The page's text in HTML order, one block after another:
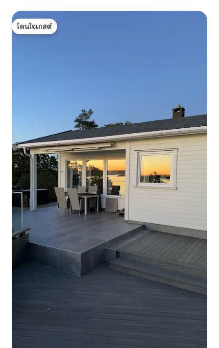
โดนใจเกสต์
โดนใจเกสต์